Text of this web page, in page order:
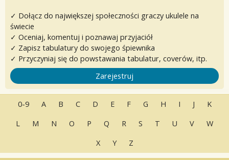
✓ Dołącz do największej społeczności graczy ukulele na
świecie
✓ Oceniaj, komentuj i poznawaj przyjaciół
✓ Zapisz tabulatury do swojego śpiewnika
✓ Przyczyniaj się do powstawania tabulatur, coverów, itp.
Zarejestruj
0-9 A B C D E F G H I J
K
L
M N O P Q R S T U V
W
X
Y Z